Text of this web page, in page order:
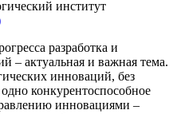
разработка и
– актуальная и важная тема.
инноваций, без
конкурентоспособное
инновациями –